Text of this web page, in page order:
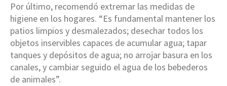
Por último, recomendó extremar las medidas de
higiene en los hogares. “Es fundamental mantener los
patios limpios y desmalezados; desechar todos los
objetos inservibles capaces de acumular agua; tapar
tanques y depósitos de agua; no arrojar basura en los
canales, y cambiar seguido el agua de los bebederos
de animales”.